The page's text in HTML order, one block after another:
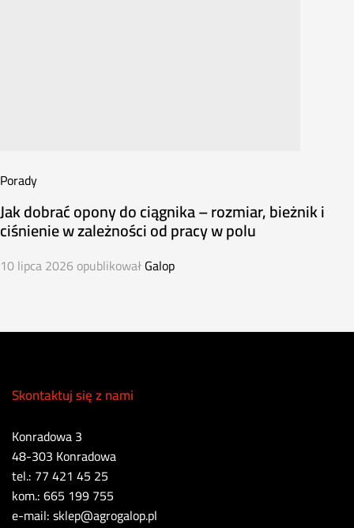
Porady
Jak dobrać opony do ciągnika – rozmiar, bieżnik i
ciśnienie w zależności od pracy w polu
10 lipca 2026 opublikowałGalop
Skontaktuj się z nami
Konradowa 3
48-303 Konradowa
tel.: 77 421 45 25
kom.: 665 199 755
e-mail: sklep@agrogalop.pl